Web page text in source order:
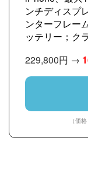
ンチディスプ
ンターフレー
ッテリー；ク
229,800円 →
（価